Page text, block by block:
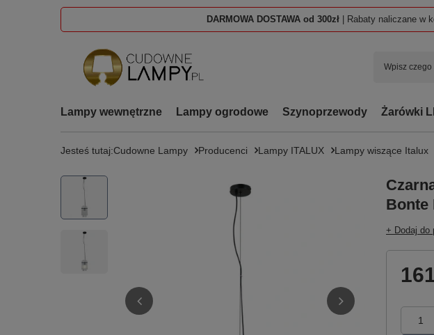
DARMOWA DOSTAWA od 300zł | Rabaty naliczane w
Lampy wewnętrzne Lampy ogrodowe Szynoprzewody Żarówki
Jesteś tutaj:Cudowne Lampy Producenci Lampy ITALUX Lampy wiszące Italux
Bonte
+ Dodaj do